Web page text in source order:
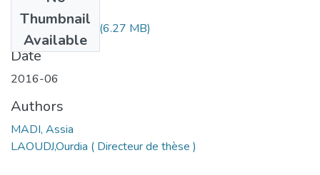
Thumbnail
Available
MS1.208-16.pdf (6.27 MB)
Date
2016-06
Authors
MADI, Assia
LAOUDJ,Ourdia ( Directeur de thèse )